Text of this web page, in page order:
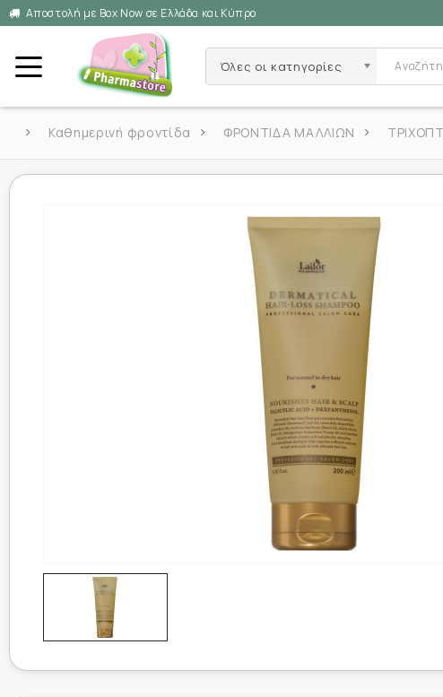
Αποστολή με Box Now σε Ελλάδα και Κύπρο
Όλες οι κατηγορίες
Καθημερινή φροντίδα ΦΡΟΝΤΙΔΑ ΜΑΛΛΙΩΝ